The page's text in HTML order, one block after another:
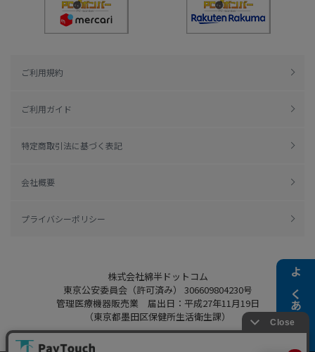
よくある質問
ご利用規約
ご利用ガイド
特定商取引法に基づく表記
会社概要
プライバシーポリシー
株式会社綿半ドットコム
東京公安委員会（許可済み） 306609804230号
管理医療機器販売業 届出日：平成27年11月19日
（東京都墨田区保健所生活衛生課）